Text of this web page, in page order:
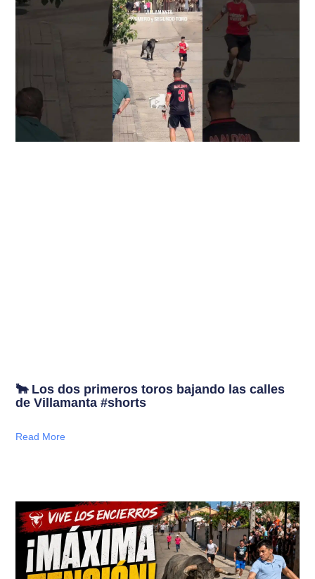
🐂 Los dos primeros toros bajando las calles
de Villamanta #shorts
Read More